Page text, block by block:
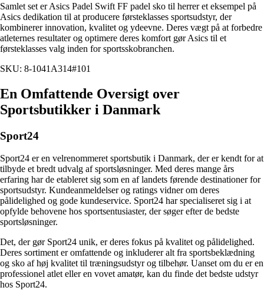
Samlet set er Asics Padel Swift FF padel sko til herrer et eksempel på
Asics dedikation til at producere førsteklasses sportsudstyr, der
kombinerer innovation, kvalitet og ydeevne. Deres vægt på at forbedre
atleternes resultater og optimere deres komfort gør Asics til et
førsteklasses valg inden for sportsskobranchen.
SKU: 8-1041A314#101
En Omfattende Oversigt over
Sportsbutikker i Danmark
Sport24
Sport24 er en velrenommeret sportsbutik i Danmark, der er kendt for at
tilbyde et bredt udvalg af sportsløsninger. Med deres mange års
erfaring har de etableret sig som en af landets førende destinationer for
sportsudstyr. Kundeanmeldelser og ratings vidner om deres
pålidelighed og gode kundeservice. Sport24 har specialiseret sig i at
opfylde behovene hos sportsentusiaster, der søger efter de bedste
sportsløsninger.
Det, der gør Sport24 unik, er deres fokus på kvalitet og pålidelighed.
Deres sortiment er omfattende og inkluderer alt fra sportsbeklædning
og sko af høj kvalitet til træningsudstyr og tilbehør. Uanset om du er en
professionel atlet eller en vovet amatør, kan du finde det bedste udstyr
hos Sport24.